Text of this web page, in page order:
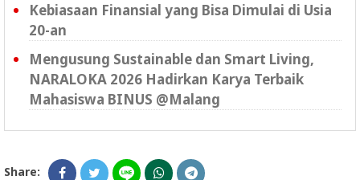
Kebiasaan Finansial yang Bisa Dimulai di Usia
20-an
Mengusung Sustainable dan Smart Living,
NARALOKA 2026 Hadirkan Karya Terbaik
Mahasiswa BINUS @Malang
Share: